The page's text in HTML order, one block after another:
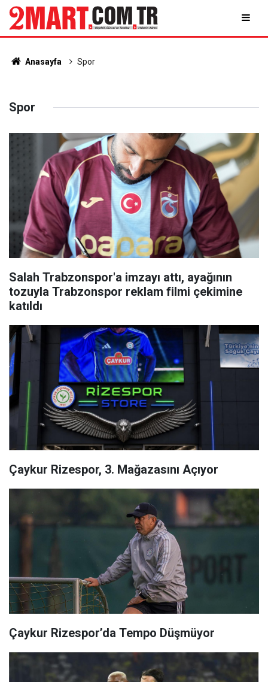
Anasayfa Spor
Spor
Salah Trabzonspor'a imzayı attı, ayağının
tozuyla Trabzonspor reklam filmi çekimine
katıldı
Çaykur Rizespor, 3. Mağazasını Açıyor
Çaykur Rizespor’da Tempo Düşmüyor